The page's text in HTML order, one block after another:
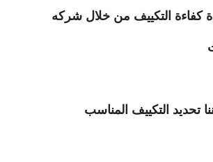
كفاءة التكييف من خلال شركه
تحديد التكييف المناسب